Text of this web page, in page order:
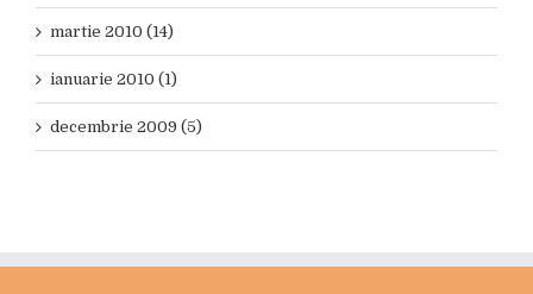
martie 2010 (14)
ianuarie 2010 (1)
decembrie 2009 (5)